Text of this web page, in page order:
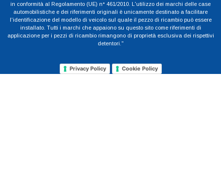
in conformità al Regolamento (UE) n° 461/2010. L'utilizzo dei marchi delle case
automobilistiche e dei riferimenti originali è unicamente destinato a facilitare
l'identificazione del modello di veicolo sul quale il pezzo di ricambio può essere
installato. Tutti i marchi che appaiono su questo sito come riferimenti di
applicazione per i pezzi di ricambio rimangono di proprietà esclusiva dei rispettivi
detentori."
Privacy Policy Cookie Policy